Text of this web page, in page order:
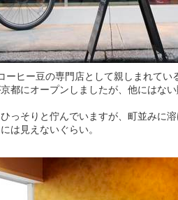
ーヒー豆の専門店として親しまれてい
都にオープンしましたが、他にはな
っそりと佇んでいますが、町並みに
は見えないぐらい。